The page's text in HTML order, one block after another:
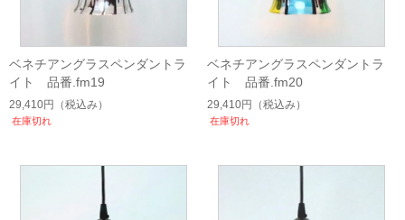
ベネチアングラスペンダントラ
イト 品番.fm19
29,410円 （税込み）
在庫切れ
ベネチアングラスペンダントラ
イト 品番.fm20
29,410円 （税込み）
在庫切れ